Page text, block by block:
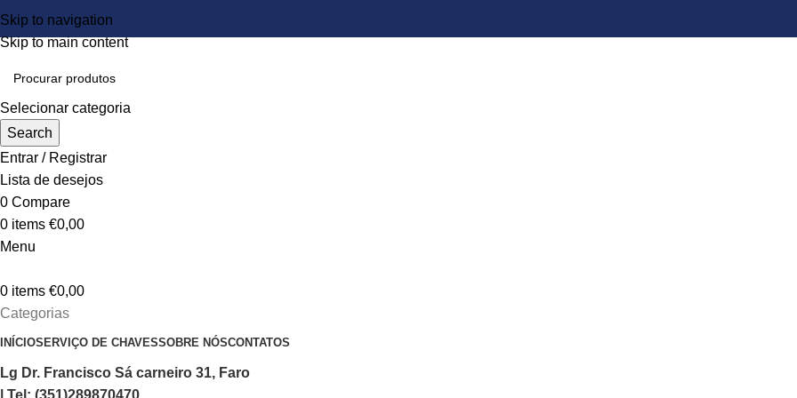
Skip to navigation
Skip to main content
Selecionar categoria
Search
Entrar / Registrar
Lista de desejos
0 Compare
0 items €0,00
Menu
0 items €0,00
Categorias
INÍCIOSERVIÇO DE CHAVESSOBRE NÓSCONTATOS
Lg Dr. Francisco Sá carneiro 31, Faro
| Tel: (351)289870470